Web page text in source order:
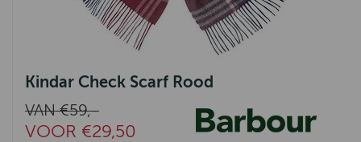
Kindar Check Scarf Rood
VAN €59,-
VOOR €29,50